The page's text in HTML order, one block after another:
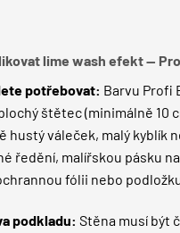
lime wash efekt —
potřebovat: Barvu Profi
štětec (minimálně 10
hustý váleček, malý kyblík
ředění, malířskou pásku
fólii nebo
podkladu: Stěna musí být